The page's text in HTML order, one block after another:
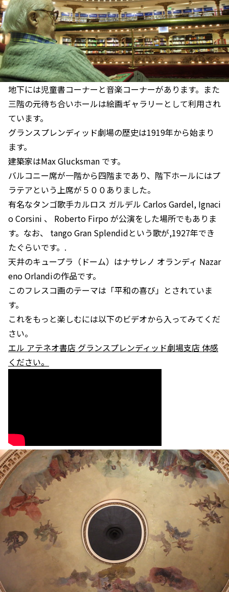
地下には児童書コーナーと音楽コーナーがあります。また
三階の元待ち合いホールは絵画ギャラリーとして利用され
ています。
グランスプレンディッド劇場の歴史は1919年から始まり
ます。
建築家はMax Glucksman です。
バルコニー席が一階から四階まであり、階下ホールにはプ
ラテアという上席が５００ありました。
有名なタンゴ歌手カルロス ガルデル Carlos Gardel, Ignaci
o Corsini 、 Roberto Firpo が公演をした場所でもありま
す。なお、 tango Gran Splendidという歌が,1927年でき
たぐらいです。.
天井のキュープラ（ドーム）はナサレノ オランディ Nazar
eno Orlandiの作品です。
このフレスコ画のテーマは「平和の喜び」とされていま
す。
これをもっと楽しむには以下のビデオから入ってみてくだ
さい。
エル アテネオ書店 グランスプレンディッド劇場支店 体感
ください。